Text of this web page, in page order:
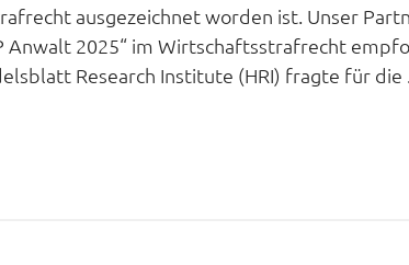
ausgezeichnet worden ist. Unser
Anwalt 2025“ im Wirtschaftsstrafrecht
Research Institute (HRI) fragte für die ...